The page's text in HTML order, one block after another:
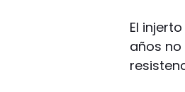
El
años